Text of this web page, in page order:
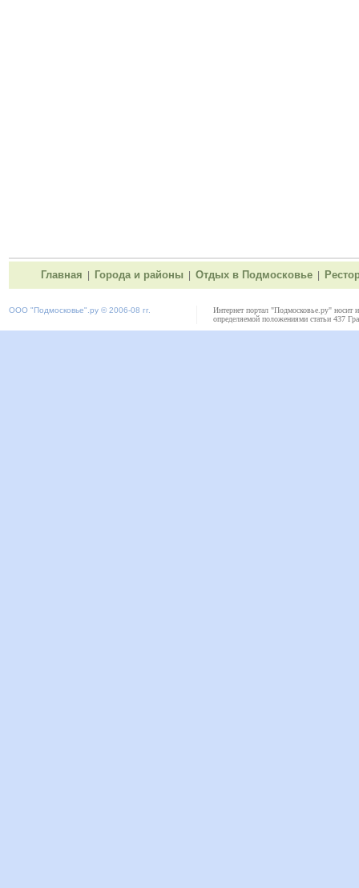
Главная Города и районы Отдых в Подмосковье
ООО "Подмосковье" .ру © 2006-08 гг.
Интернет портал "Подмосковье.ру" носит
определяемой положениями статьи 437